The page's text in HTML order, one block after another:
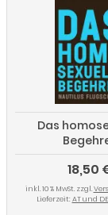
Das
18,50
inkl. 10 % MwSt. zzgl.
Lieferzeit: AT und